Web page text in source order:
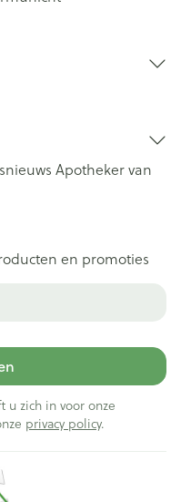
Apotheker van
en promoties
u zich in voor onze
privacy policy.